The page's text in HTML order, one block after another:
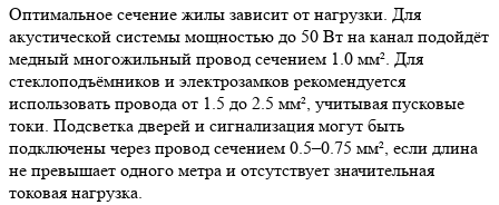
Оптимальное сечение жилы зависит от нагрузки. Для
акустической системы мощностью до 50 Вт на канал подойдёт
медный многожильный провод сечением 1.0 мм². Для
стеклоподъёмников и электрозамков рекомендуется
использовать провода от 1.5 до 2.5 мм², учитывая пусковые
токи. Подсветка дверей и сигнализация могут быть
подключены через провод сечением 0.5–0.75 мм², если длина
не превышает одного метра и отсутствует значительная
токовая нагрузка.